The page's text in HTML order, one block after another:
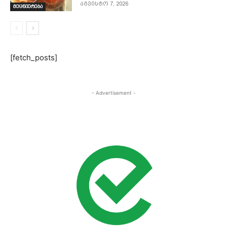
მეცნიერება აგვისტო 7, 2026
[fetch_posts]
- Advertisement -